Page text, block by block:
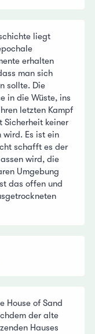
liegt
erhalten
man sich
sollte. Die
in die Wüste, ins
letzten Kampf
Sicherheit keiner
wird. Es ist ein
schafft es der
wird, die
Umgebung
das offen und
House of Sand
der alte
Hauses